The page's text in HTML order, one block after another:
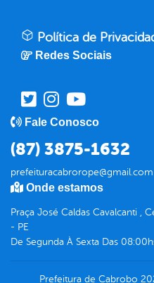
Política de
Redes Sociais
Fale Conosco
(87) 3875-1632
prefeituracabrorope@gmail.com
Onde estamos
Praça José Caldas Cavalcanti ,
- PE
De Segunda À Sexta Das
Prefeitura de Cabrobo